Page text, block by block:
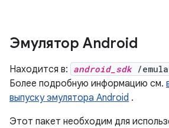
Эмулятор Android
Находится в: android_sdk/
Более подробную информацию см.
выпуску эмулятора Android .
Этот пакет необходим для